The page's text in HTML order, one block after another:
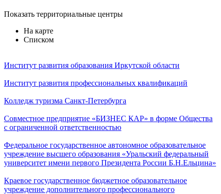
Показать территориальные центры
На карте
Списком
Институт развития образования Иркутской области
Институт развития профессиональных квалификаций
Колледж туризма Санкт-Петербурга
Совместное предприятие «БИЗНЕС КАР» в форме Общества
с ограниченной ответственностью
Федеральное государственное автономное образовательное
учреждение высшего образования «Уральский федеральный
университет имени первого Президента России Б.Н.Ельцина»
Краевое государственное бюджетное образовательное
учреждение дополнительного профессионального